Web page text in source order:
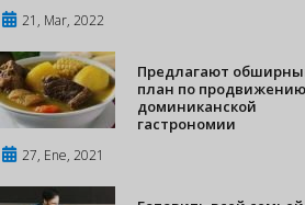
21, Mar, 2022
Предлагают
план по продвижению
доминиканской
гастрономии
27, Ene, 2021